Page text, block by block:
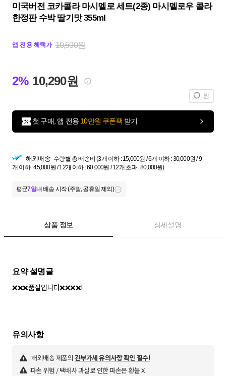
미국버전 코카콜라 마시멜로 세트(2종) 마시멜로우 콜라
한정판 수박 딸기맛 355ml
앱 전용 혜택가 10,500원
2% 10,290원
찜
첫 구매, 앱 전용 10만원 쿠폰팩 받기
해외배송 수량별 총 배송비 (3개 이하 : 15,000원 / 6개 이하 : 30,000원 / 9
개 이하 : 45,000원 / 12개 이하 : 60,000원 / 12개 초과 : 80,000원)
평균7일내 배송 시작 (주말, 공휴일 제외)
상품 정보 상세설명
요약 설명글
❌❌❌품절입니다❌❌❌❌!
유의사항
해외배송 제품의 관부가세 유의사항 확인 필수!
파손 위험 / 택배사 과실로 인한 파손은 환불 X